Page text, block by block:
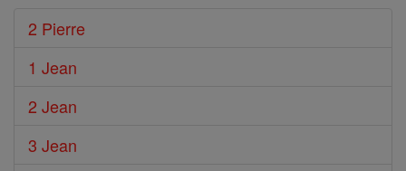
2 Pierre
1 Jean
2 Jean
3 Jean